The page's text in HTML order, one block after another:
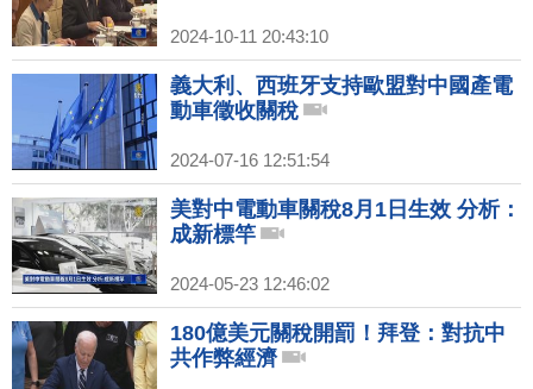
2024-10-11 20:43:10
義大利、西班牙支持歐盟對中國產電
動車徵收關稅
2024-07-16 12:51:54
美對中電動車關稅8月1日生效 分析：
成新標竿
2024-05-23 12:46:02
180億美元關稅開罰！拜登：對抗中
共作弊經濟